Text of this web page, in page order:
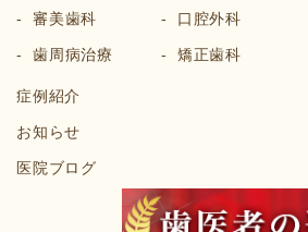
審美歯科
歯周病治療
口腔外科
矯正歯科
症例紹介
お知らせ
医院ブログ